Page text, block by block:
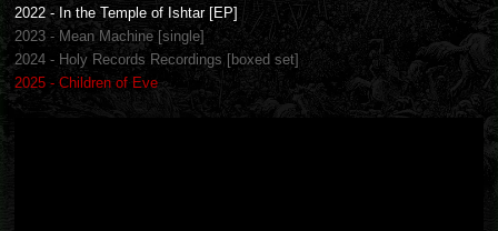
2022 - In the Temple of Ishtar [EP]
2023 - Mean Machine [single]
2024 - Holy Records Recordings [boxed set]
2025 - Children of Eve